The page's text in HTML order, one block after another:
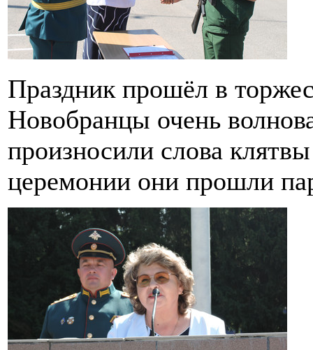
Праздник прошёл в
Новобранцы очень
произносили слова
церемонии они прошли